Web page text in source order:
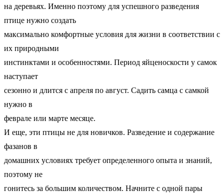
на деревьях. Именно поэтому для успешного разведения
птице нужно создать
максимально комфортные условия для жизни в соответствии с
их природными
инстинктами и особенностями. Период яйценоскости у самок
наступает
сезонно и длится с апреля по август. Садить самца с самкой
нужно в
феврале или марте месяце.
И еще, эти птицы не для новичков. Разведение и содержание
фазанов в
домашних условиях требует определенного опыта и знаний,
поэтому не
гонитесь за большим количеством. Начните с одной пары